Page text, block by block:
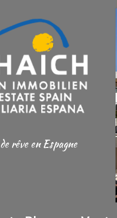
rêve en Espagne